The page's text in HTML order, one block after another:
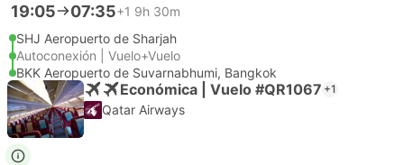
19:05 07:35+1 9h 30m
SHJ Aeropuerto de Sharjah
Autoconexión | Vuelo+Vuelo
BKK Aeropuerto de Suvarnabhumi, Bangkok
Económica | Vuelo #QR1067 +1
Qatar Airways